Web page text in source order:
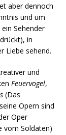
aber dennoch
und um
Sehender
in
Liebe sehend.
und
Feuervogel,
(Das
Opern sind
Oper
vom Soldaten)